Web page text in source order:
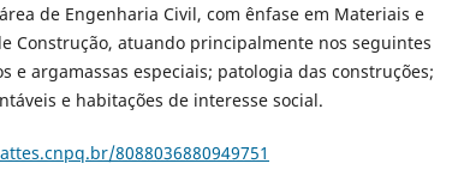
de Engenharia Civil, com ênfase em Materiais e
Construção, atuando principalmente nos seguintes
e argamassas especiais; patologia das construções;
e habitações de interesse social.
8088036880949751